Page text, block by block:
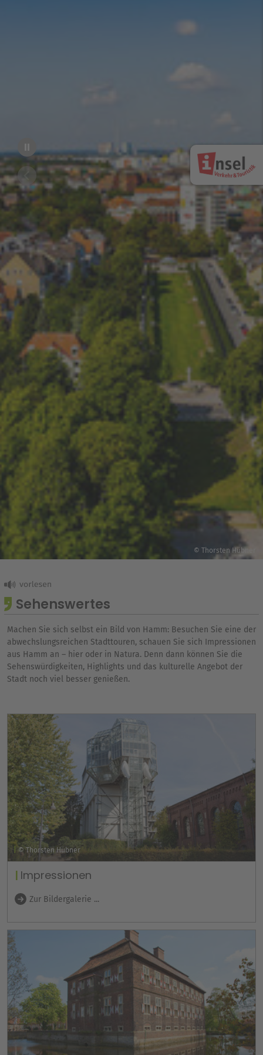
© Thorsten Hübner
© Thorsten Hübner
Sehenswertes
Machen Sie sich selbst ein Bild von Hamm: Besuchen Sie eine der
abwechslungsreichen Stadttouren, schauen Sie sich Impressionen
aus Hamm an – hier oder in Natura. Denn dann können Sie die
Sehenswürdigkeiten, Highlights und das kulturelle Angebot der
Stadt noch viel besser genießen.
© Thorsten Hübner
Impressionen
Zur Bildergalerie ...